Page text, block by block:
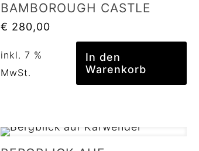
BAMBOROUGH CASTLE
€ 280,00
inkl. 7 %
MwSt.
In den
Warenkorb